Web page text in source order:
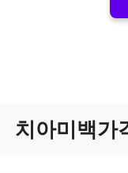
치아미백가